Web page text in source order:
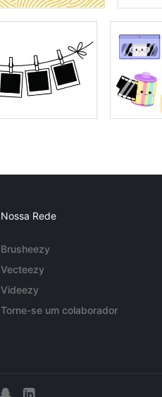
Nossa Rede
Brusheezy
Vecteezy
Videezy
Torne-se um colaborador